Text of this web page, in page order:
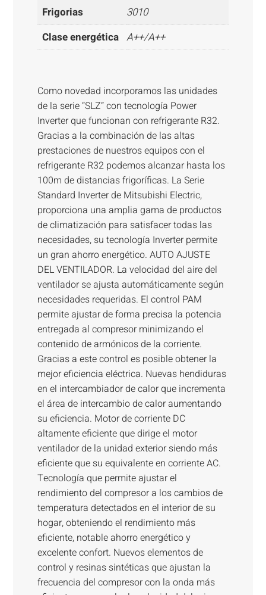
Frigorias
3010
Clase energética A++/A++
Como novedad incorporamos las unidades
de la serie “SLZ” con tecnología Power
Inverter que funcionan con refrigerante R32.
Gracias a la combinación de las altas
prestaciones de nuestros equipos con el
refrigerante R32 podemos alcanzar hasta los
100m de distancias frigoríficas. La Serie
Standard Inverter de Mitsubishi Electric,
proporciona una amplia gama de productos
de climatización para satisfacer todas las
necesidades, su tecnología Inverter permite
un gran ahorro energético. AUTO AJUSTE
DEL VENTILADOR. La velocidad del aire del
ventilador se ajusta automáticamente según
necesidades requeridas. El control PAM
permite ajustar de forma precisa la potencia
entregada al compresor minimizando el
contenido de armónicos de la corriente.
Gracias a este control es posible obtener la
mejor eficiencia eléctrica. Nuevas hendiduras
en el intercambiador de calor que incrementa
el área de intercambio de calor aumentando
su eficiencia. Motor de corriente DC
altamente eficiente que dirige el motor
ventilador de la unidad exterior siendo más
eficiente que su equivalente en corriente AC.
Tecnología que permite ajustar el
rendimiento del compresor a los cambios de
temperatura detectados en el interior de su
hogar, obteniendo el rendimiento más
eficiente, notable ahorro energético y
excelente confort. Nuevos elementos de
control y resinas sintéticas que ajustan la
frecuencia del compresor con la onda más